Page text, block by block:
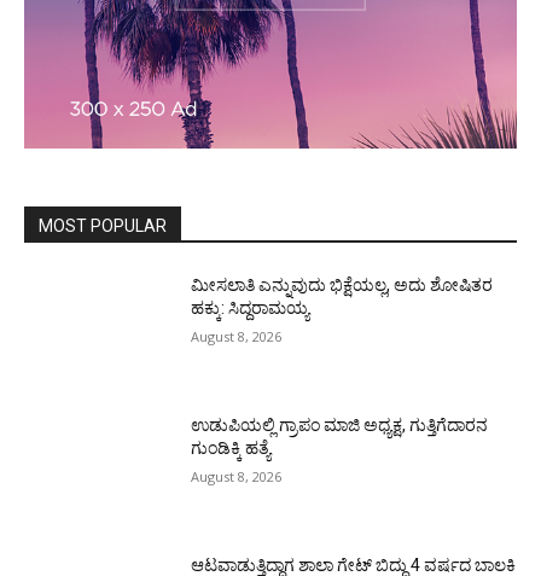
MOST POPULAR
ಮೀಸಲಾತಿ ಎನ್ನುವುದು ಭಿಕ್ಷೆಯಲ್ಲ, ಅದು ಶೋಷಿತರ
ಹಕ್ಕು: ಸಿದ್ದರಾಮಯ್ಯ
August 8, 2026
ಉಡುಪಿಯಲ್ಲಿ ಗ್ರಾಪಂ ಮಾಜಿ ಅಧ್ಯಕ್ಷ, ಗುತ್ತಿಗೆದಾರನ
ಗುಂಡಿಕ್ಕಿ ಹತ್ಯೆ
August 8, 2026
ಆಟವಾಡುತ್ತಿದ್ದಾಗ ಶಾಲಾ ಗೇಟ್‌ ಬಿದ್ದು 4 ವರ್ಷದ ಬಾಲಕಿ